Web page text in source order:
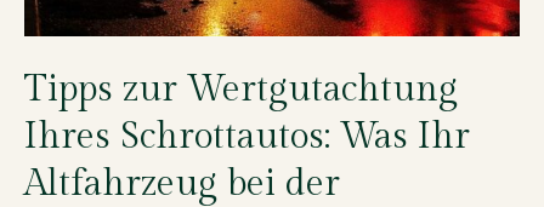
Tipps zur Wertgutachtung
Ihres Schrottautos: Was Ihr
Altfahrzeug bei der